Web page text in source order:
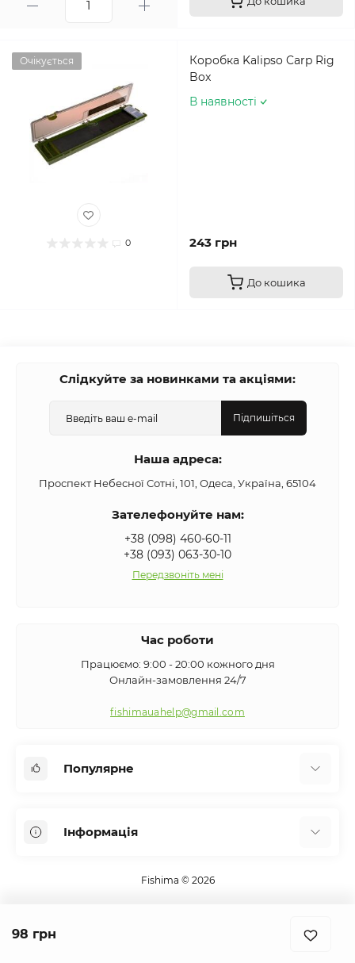
98 грн
Очікується
0
Коробка Kalipso Carp Rig
Box
В наявності
243 грн
До кошика
Слідкуйте за новинками та акціями:
Підпишіться
Наша адреса:
Проспект Небесної Сотні, 101, Одеса, Україна, 65104
Зателефонуйте нам:
+38 (098) 460-60-11
+38 (093) 063-30-10
Передзвоніть мені
Час роботи
Працюємо: 9:00 - 20:00 кожного дня
Онлайн-замовлення 24/7
fishimauahelp@gmail.com
Популярне
ВудилищаІнформація
Повернення та обмін
Fishima © 2026